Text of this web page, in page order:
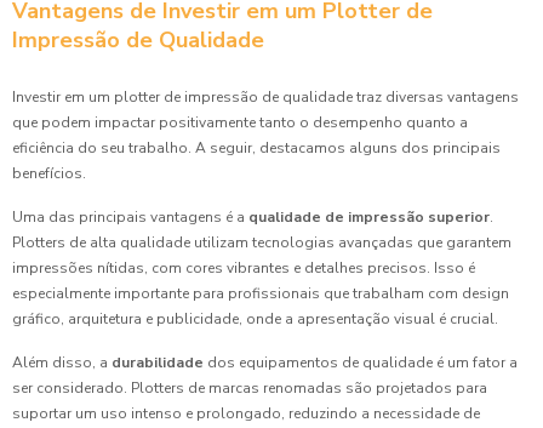
Vantagens de Investir em um Plotter de
Impressão de Qualidade
Investir em um plotter de impressão de qualidade traz diversas vantagens
que podem impactar positivamente tanto o desempenho quanto a
eficiência do seu trabalho. A seguir, destacamos alguns dos principais
benefícios.
Uma das principais vantagens é a qualidade de impressão superior.
Plotters de alta qualidade utilizam tecnologias avançadas que garantem
impressões nítidas, com cores vibrantes e detalhes precisos. Isso é
especialmente importante para profissionais que trabalham com design
gráfico, arquitetura e publicidade, onde a apresentação visual é crucial.
Além disso, a durabilidade dos equipamentos de qualidade é um fator a
ser considerado. Plotters de marcas renomadas são projetados para
suportar um uso intenso e prolongado, reduzindo a necessidade de